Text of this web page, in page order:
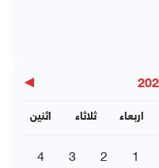
▶
اثنين ثلاثاء اربعاء
1
2
3
4